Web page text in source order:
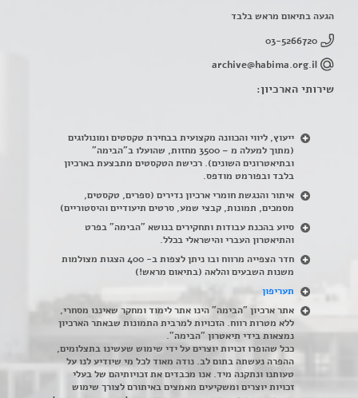
הגעה בתיאום מראש בלבד
03-5266720
archive@habima.org.il
שירותי הארכיון:
ייעוץ, ליווי והכוונה מקצועית בבחירת טקסטים ומונולוגים
(מתוך למעלה מ – 3500 מחזות, שהועלו ב"הבימה"
ובתיאטרונים השונים). רכישת הטקסטים מתבצעת בארכיון
בלבד ובפורמט מודפס.
איתור והנגשת חומרי ארכיון נדירים (ספרים, טקסטים,
מסמכים, תמונות, קבצי שמע, סרטים תיעודיים והיסטוריים)
סיוע בהכנת עבודות ותחקירים בנושא "הבימה" בפרט
והתיאטרון העברי והישראלי בכלל.
חדר הצפייה מרווח ובו ניתן לצפות ב- 400 הצגות מצולמות
משנות השבעים והלאה (בתיאום מראש!)
תעריפון
אתר ארכיון "הבימה" הינו אתר לימוד ומחקר שאיננו מסחרי,
ללא מטרות רווח. הזכויות למרבית התמונות שבאתר הארכיון
נמצאות בידי תיאטרון "הבימה".
ככל שהופרו זכויות יוצרים על ידי שימוש שעשינו בתצלומים,
ההפרה נעשתה בתום לב. נודה מאוד לכל מי שיודיע לנו על
טעותנו ונתקנה מיד. אנו מכבדים את זכויותיהם של בעלי
זכויות יוצרים ומשקיעים מאמצים באיתורם לצורך שימוש